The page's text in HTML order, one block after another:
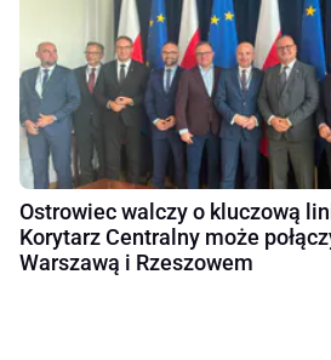
Ostrowiec walczy o kluczową
Korytarz Centralny może
Warszawą i Rzeszowem